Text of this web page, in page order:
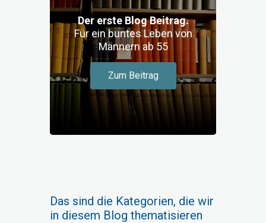
Der erste Blog Beitrag.
Für ein buntes Leben von
Männern ab 55
Zum Beitrag
Das sind die Kategorien, die wir
in diesem Blog thematisieren